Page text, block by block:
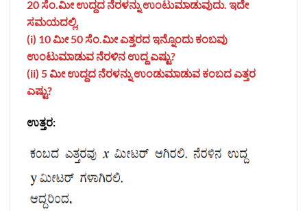
20 ಸೆಂ.ಮೀ ಉದ್ದದ ನೆರಳನ್ನು ಉಂಟುಮಾಡುವುದು. ಇದೇ
ಸಮಯದಲ್ಲಿ,
(i) 10 ಮೀ 50 ಸೆಂ.ಮೀ ಎತ್ತರದ ಇನ್ನೊಂದು ಕಂಬವು
ಉಂಟುಮಾಡುವ ನೆರಳಿನ ಉದ್ದ ಎಷ್ಟು?
(ii) 5 ಮೀ ಉದ್ದದ ನೆರಳನ್ನು ಉಂಡುಮಾಡುವ ಕಂಬದ ಎತ್ತರ
ಎಷ್ಟು?
ಉತ್ತರ: